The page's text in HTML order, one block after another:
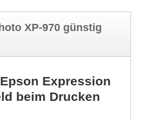
XP-970 günstig
Expression
beim Drucken